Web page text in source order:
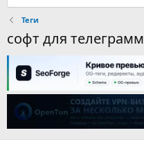
Теги
софт для телеграмм